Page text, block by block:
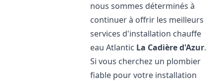
nous sommes déterminés à
continuer à offrir les meilleurs
services d'installation chauffe
eau Atlantic La Cadière d'Azur.
Si vous cherchez un plombier
fiable pour votre installation